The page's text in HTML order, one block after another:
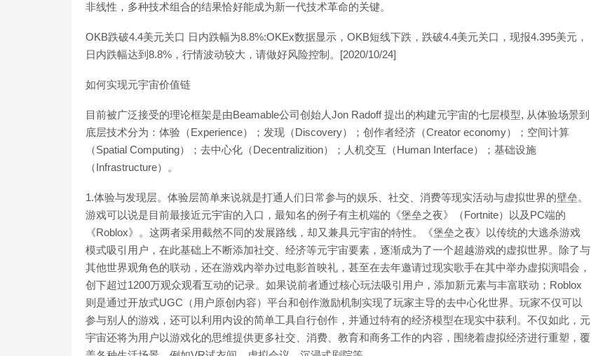
非线性，多种技术组合的结果恰好能成为新一代技术革命的关键。
OKB跌破4.4美元关口 日内跌幅为8.8%:OKEx数据显示，OKB短线下跌，跌破4.4美元关口，现报4.395美元，
日内跌幅达到8.8%，行情波动较大，请做好风险控制。[2020/10/24]
如何实现元宇宙价值链
目前被广泛接受的理论框架是由Beamable公司创始人Jon Radoff 提出的构建元宇宙的七层模型, 从体验场景到
底层技术分为：体验（Experience）；发现（Discovery）；创作者经济（Creator economy）；空间计算
（Spatial Computing）；去中心化（Decentralizition）；人机交互（Human Interface）；基础设施
（Infrastructure）。
1.体验与发现层。体验层简单来说就是打通人们日常参与的娱乐、社交、消费等现实活动与虚拟世界的壁垒。
游戏可以说是目前最接近元宇宙的入口，最知名的例子有主机端的《堡垒之夜》（Fortnite）以及PC端的
《Roblox》。这两者采用截然不同的发展路线，却又兼具元宇宙的特性。《堡垒之夜》以传统的大逃杀游戏
模式吸引用户，在此基础上不断添加社交、经济等元宇宙要素，逐渐成为了一个超越游戏的虚拟世界。除了与
其他世界观角色的联动，还在游戏内举办过电影首映礼，甚至在去年邀请过现实歌手在其中举办虚拟演唱会，
创下超过1200万观众观看互动的记录。如果说前者通过核心玩法吸引用户，添加新元素与丰富联动；Roblox
则是通过开放式UGC（用户原创内容）平台和创作激励机制实现了玩家主导的去中心化世界。玩家不仅可以
参与别人的游戏，还可以利用内设的简单工具自行创作，并通过特有的经济模型在现实中获利。不仅如此，元
宇宙还将为用户以游戏化的思维提供更多社交、消费、教育和商务工作的内容，围绕着虚拟经济进行重塑，覆